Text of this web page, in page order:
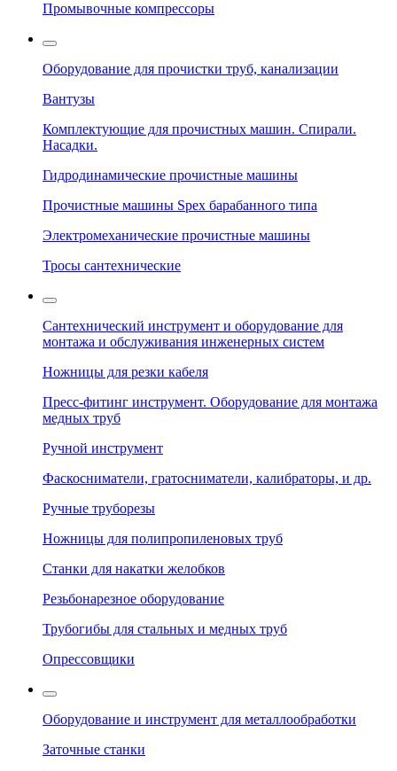
Промывочные компрессоры
Оборудование для прочистки труб, канализации
Вантузы
Комплектующие для прочистных машин. Спирали.
Насадки.
Гидродинамические прочистные машины
Прочистные машины Spex барабанного типа
Электромеханические прочистные машины
Тросы сантехнические
Сантехнический инструмент и оборудование для
монтажа и обслуживания инженерных систем
Ножницы для резки кабеля
Пресс-фитинг инструмент. Оборудование для монтажа
медных труб
Ручной инструмент
Фаскосниматели, гратосниматели, калибраторы, и др.
Ручные труборезы
Ножницы для полипропиленовых труб
Станки для накатки желобков
Резьбонарезное оборудование
Трубогибы для стальных и медных труб
Опрессовщики
Оборудование и инструмент для металлообработки
Заточные станки